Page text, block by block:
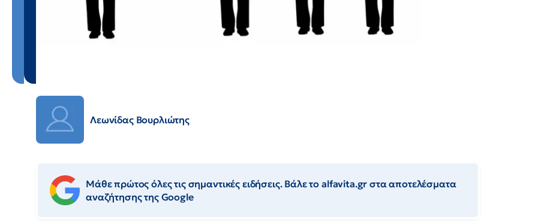
Λεωνίδας Βουρλιώτης
Μάθε πρώτος όλες τις σημαντικές ειδήσεις. Βάλε το alfavita.gr στα αποτελέσματα
αναζήτησης της Google